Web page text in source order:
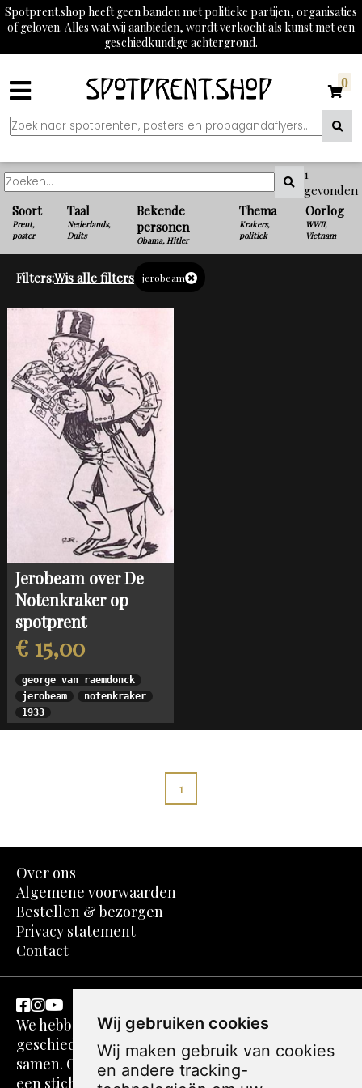
Wij gebruiken cookies
Wij maken gebruik van cookies
en andere tracking-
Spotprent.shop heeft geen banden met politieke partijen, organisaties
of geloven. Alles wat wij aanbieden, wordt verkocht als kunst met een
geschiedkundige achtergrond.
0
1
gevonden
Soort
Prent,
poster
Taal
Nederlands,
Duits
Bekende
personen
Obama, Hitler
Thema
Krakers,
politiek
Oorlog
WWII,
Vietnam
Filters:Wis alle filters jerobeam
Jerobeam over De
Notenkraker op
spotprent
€ 15,00
george van raemdonck
jerobeam
notenkraker
1933
1
Over ons
Algemene voorwaarden
Bestellen & bezorgen
Privacy statement
Contact
We hebben een passie voor kunst en
geschiedenis. Dit komt in spotprenten perfect
samen. Ons verhaal gaat echter verder. We zijn
een stichting zonder winstoogmerk. De webshop